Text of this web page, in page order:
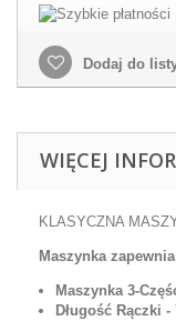
Dodaj do
WIĘCEJ
KLASYCZNA
Maszynka
Maszynka 3-
Długość Rączki -